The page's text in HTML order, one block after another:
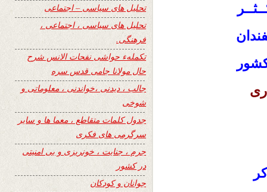
تحلیل های سیاسی – اجتماعی
تحلیل های سیاسی ، اجتماعی ،
فرهنگی.
تکملهء حواشی نفحات الانس شرح
حال مولانا جامی قدس سره
جالب ، دیدنی ،خواندنی ، معلوماتی و
شوخی
جدول کلمات متقاطع ، معما ها و سایر
سرگرمی های فکری
جرم ، جنایت ، خونریزی و بی امنیتی
در کشور
جوانان و کودکان